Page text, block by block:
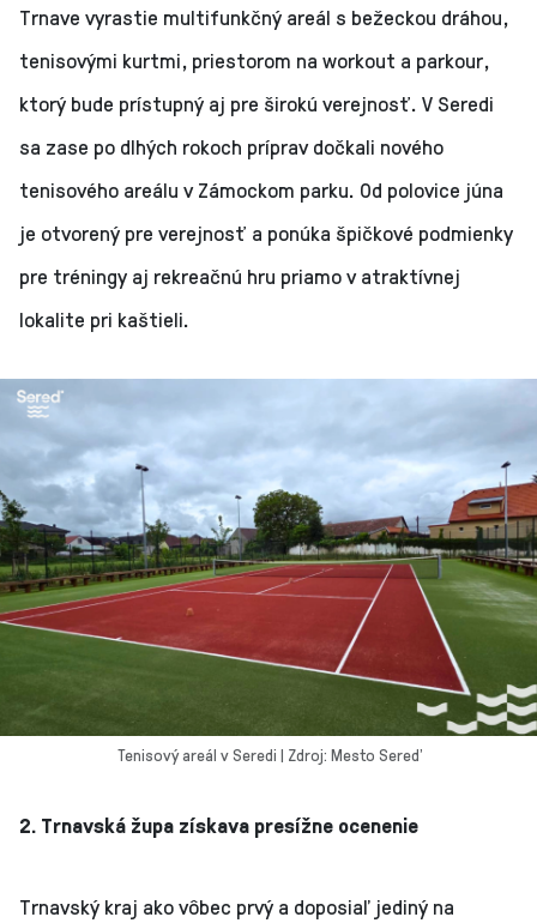
Trnave vyrastie multifunkčný areál s bežeckou dráhou,
tenisovými kurtmi, priestorom na workout a parkour,
ktorý bude prístupný aj pre širokú verejnosť. V Seredi
sa zase po dlhých rokoch príprav dočkali nového
tenisového areálu v Zámockom parku. Od polovice júna
je otvorený pre verejnosť a ponúka špičkové podmienky
pre tréningy aj rekreačnú hru priamo v atraktívnej
lokalite pri kaštieli.
Tenisový areál v Seredi | Zdroj: Mesto Sereď
2. Trnavská župa získava presížne ocenenie
Trnavský kraj ako vôbec prvý a doposiaľ jediný na